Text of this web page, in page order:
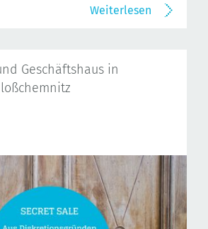
Weiterlesen
Geschäftshaus in